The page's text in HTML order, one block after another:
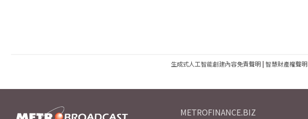
生成式人工智能創建內容免責聲明| 智慧財產權聲明
METROFINANCE.BIZ